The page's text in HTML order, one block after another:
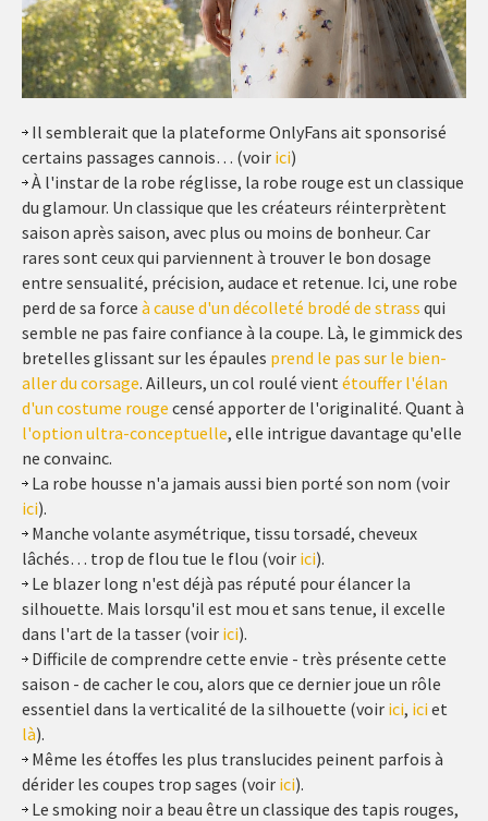
Il semblerait que la plateforme OnlyFans ait sponsorisé
certains passages cannois… (voir ici)
À l'instar de la robe réglisse, la robe rouge est un classique
du glamour. Un classique que les créateurs réinterprètent
saison après saison, avec plus ou moins de bonheur. Car
rares sont ceux qui parviennent à trouver le bon dosage
entre sensualité, précision, audace et retenue. Ici, une robe
perd de sa force à cause d'un décolleté brodé de strass qui
semble ne pas faire confiance à la coupe. Là, le gimmick des
bretelles glissant sur les épaules prend le pas sur le bien-
aller du corsage. Ailleurs, un col roulé vient étouffer l'élan
d'un costume rouge censé apporter de l'originalité. Quant à
l'option ultra-conceptuelle, elle intrigue davantage qu'elle
ne convainc.
La robe housse n'a jamais aussi bien porté son nom (voir
ici).
Manche volante asymétrique, tissu torsadé, cheveux
lâchés… trop de flou tue le flou (voir ici).
Le blazer long n'est déjà pas réputé pour élancer la
silhouette. Mais lorsqu'il est mou et sans tenue, il excelle
dans l'art de la tasser (voir ici).
Difficile de comprendre cette envie - très présente cette
saison - de cacher le cou, alors que ce dernier joue un rôle
essentiel dans la verticalité de la silhouette (voir ici, ici et
là).
Même les étoffes les plus translucides peinent parfois à
dérider les coupes trop sages (voir ici).
Le smoking noir a beau être un classique des tapis rouges,